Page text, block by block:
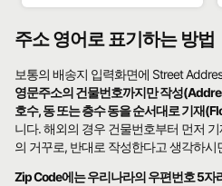
주소 영어로 표기하는 방법
보통의 배송지 입력화면에 Street
영문주소의 건물번호까지만 작성
호수, 동 또는 층수 동을 순서대로 기재
니다. 해외의 경우 건물번호부터 먼저
의 거꾸로, 반대로 작성한다고 생각하시
Zip Code에는 우리나라의 우편번호 5자